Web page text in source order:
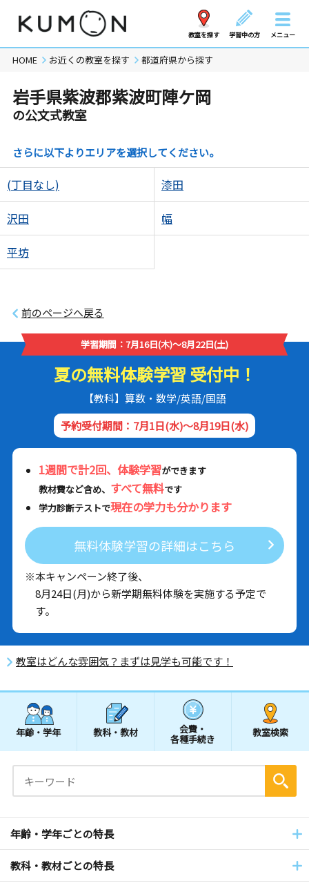
教室を探す 学習中の方 メニュー
HOME お近くの教室を探す 都道府県から探す
岩手県紫波郡紫波町陣ケ岡
の公文式教室
さらに以下よりエリアを選択してください。
(丁目なし) 漆田
沢田 幅
平坊
前のページへ戻る
学習期間：7月16日(木)～8月22日(土)
夏の無料体験学習 受付中！
【教科】算数・数学/英語/国語
予約受付期間：7月1日(水)～8月19日(水)
1週間で計2回、体験学習ができます
教材費など含め、 すべて無料です
学力診断テストで現在の学力も分かります
無料体験学習の詳細はこちら
※本キャンペーン終了後、
8月24日(月)から新学期無料体験を実施する予定で
す。
教室はどんな雰囲気？まずは見学も可能です！
年齢・学年 教科・教材 会費・
各種手続き
教室検索
年齢・学年ごとの特長
教科・教材ごとの特長